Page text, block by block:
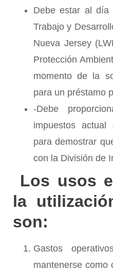
Debe estar al día
Trabajo y
Nueva Jersey
Protección
momento de la
para un préstamo
-Debe
impuestos
para demostrar
con la División de
Los usos
la
son:
Gastos
mantenerse como